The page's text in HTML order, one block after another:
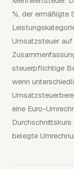
%, der ermäßigte
Umsatzsteuer
steuerpflichtige
wenn
eine Euro-
belegte